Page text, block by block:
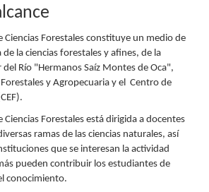
Ciencias Forestales constituye un medio de
la ciencias forestales y afines, de la
Río "Hermanos Saíz Montes de Oca",
y Agropecuaria y el Centro de
Ciencias Forestales está dirigida a docentes
ramas de las ciencias naturales, así
que se interesan la actividad
pueden contribuir los estudiantes de
conocimiento.